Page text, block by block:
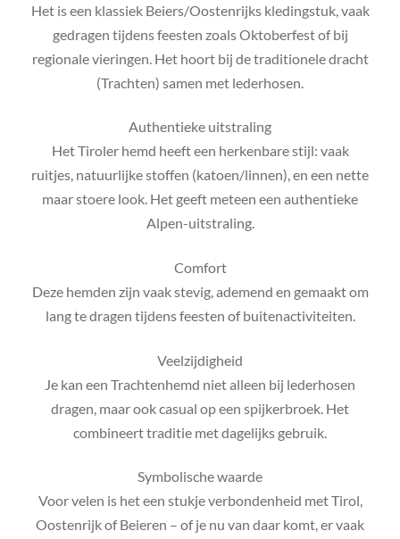
Het is een klassiek Beiers/Oostenrijks kledingstuk, vaak
gedragen tijdens feesten zoals Oktoberfest of bij
regionale vieringen. Het hoort bij de traditionele dracht
(Trachten) samen met lederhosen.
Authentieke uitstraling
Het Tiroler hemd heeft een herkenbare stijl: vaak
ruitjes, natuurlijke stoffen (katoen/linnen), en een nette
maar stoere look. Het geeft meteen een authentieke
Alpen-uitstraling.
Comfort
Deze hemden zijn vaak stevig, ademend en gemaakt om
lang te dragen tijdens feesten of buitenactiviteiten.
Veelzijdigheid
Je kan een Trachtenhemd niet alleen bij lederhosen
dragen, maar ook casual op een spijkerbroek. Het
combineert traditie met dagelijks gebruik.
Symbolische waarde
Voor velen is het een stukje verbondenheid met Tirol,
Oostenrijk of Beieren – of je nu van daar komt, er vaak